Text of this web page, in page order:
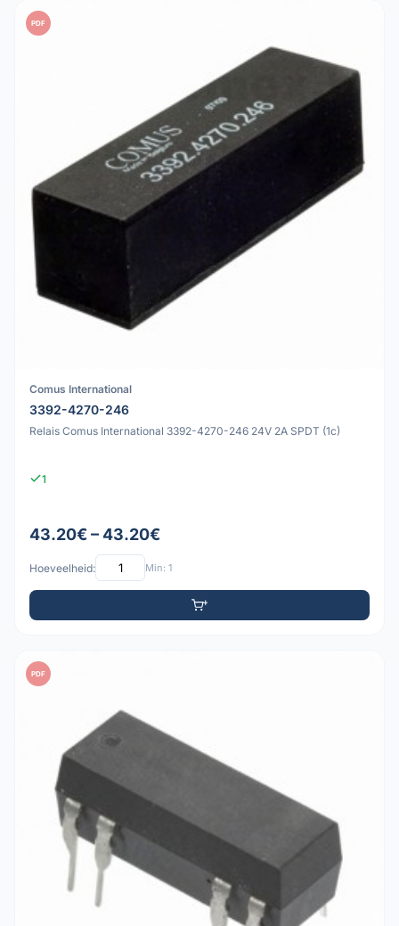
PDF
Comus International
3392-4270-246
Relais Comus International 3392-4270-246 24V 2A SPDT (1c)
1
43.20€ – 43.20€
Hoeveelheid: Min: 1
PDF